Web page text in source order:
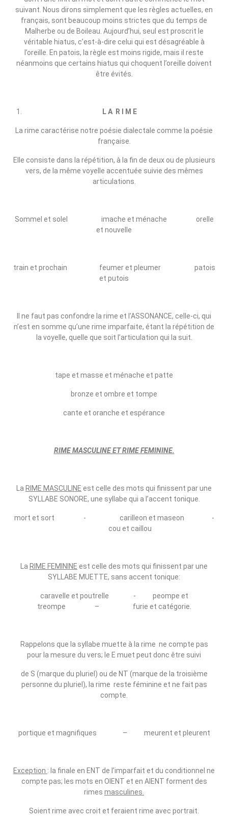
suivant. Nous dirons simplement que les règles actuelles, en
français, sont beaucoup moins strictes que du temps de
Malherbe ou de Boileau. Aujourd’hui, seul est proscrit le
véritable hiatus, c’est‑à‑dire celui qui est désagréable à
l’oreille. En patois, la règle est moins rigide, mais il reste
néanmoins que certains hiatus qui choquent l’oreille doivent
être évités.
L A R I M E
La rime caractérise notre poésie dialectale comme la poésie
française.
Elle consiste dans la répétition, à la fin de deux ou de plusieurs
vers, de la même voyelle accentuée suivie des mêmes
articulations.
Sommel et solel imache et ménache orelle
et nouvelle
train et prochain feumer et pleumer patois
et putois
Il ne faut pas confondre la rime et l’ASSONANCE, celle‑ci, qui
n’est en somme qu’une rime imparfaite, étant la répétition de
la voyelle, quelle que soit l’articulation qui la suit.
tape et masse et ménache et patte
bronze et ombre et tompe
cante et oranche et espérance
RIME MASCULINE ET RIME FEMININE.
La RIME MASCULINE est celle des mots qui finissent par une
SYLLABE SONORE, une syllabe qui a l’accent tonique.
mort et sort ‑ carilleon et maseon ‑
cou et caillou
La RIME FEMININE est celle des mots qui finissent par une
SYLLABE MUETTE, sans accent tonique:
caravelle et poutrelle ‑ peompe et
treompe – furie et catégorie.
Rappelons que la syllabe muette à la rime ne compte pas
pour la mesure du vers; le E muet peut donc être suivi
de S (marque du pluriel) ou de NT (marque de la troisième
personne du pluriel), la rime reste féminine et ne fait pas
compte.
portique et magnifiques – meurent et pleurent
Exception : la finale en ENT de l’imparfait et du conditionnel ne
compte pas; les mots en OIENT et en AIENT forment des
rimes masculines.
Soient rime avec croit et feraient rime avec portrait.